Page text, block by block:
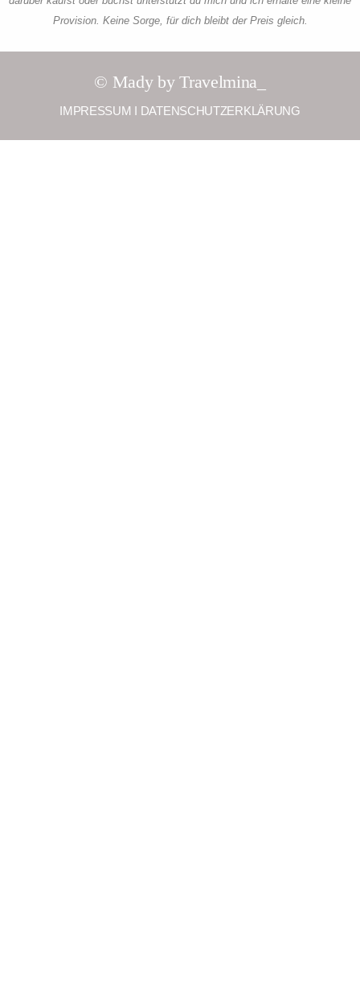
Provision. Keine Sorge, für dich bleibt der Preis gleich.
© Mady by Travelmina_
IMPRESSUM I DATENSCHUTZERKLÄRUNG